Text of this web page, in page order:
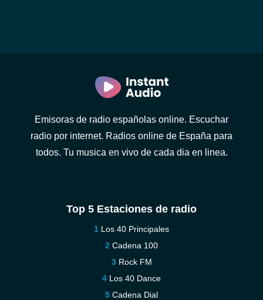
Emisoras de radio españolas online. Escuchar
radio por internet. Radios online de España para
todos. Tu musica en vivo de cada dia en linea.
Top 5 Estaciones de radio
Los 40 Principales
Cadena 100
Rock FM
Los 40 Dance
Cadena Dial